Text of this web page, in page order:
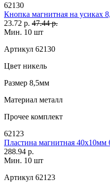
62130
Кнопка магнитная на усиках
23.72 р. 47.44 р.
Мин. 10 шт
Артикул 62130
Цвет никель
Размер 8,5мм
Материал металл
Прочее комплект
62123
Пластина магнитная 40х10мм
288.94 р.
Мин. 10 шт
Артикул 62123